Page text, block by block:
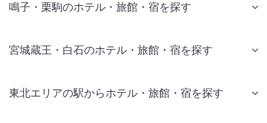
鳴子・栗駒のホテル・旅館・宿を探す
宮城蔵王・白石のホテル・旅館・宿を探す
東北エリアの駅からホテル・旅館・宿を探す